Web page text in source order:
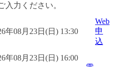
入力ください。
年08月23日(日) 13:30
Web
申
込
年08月23日(日) 16:00